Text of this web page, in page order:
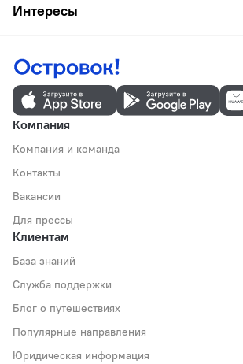
Интересы
Компания
Компания и команда
Контакты
Вакансии
Для прессы
Клиентам
База знаний
Служба поддержки
Блог о путешествиях
Популярные направления
Юридическая информация